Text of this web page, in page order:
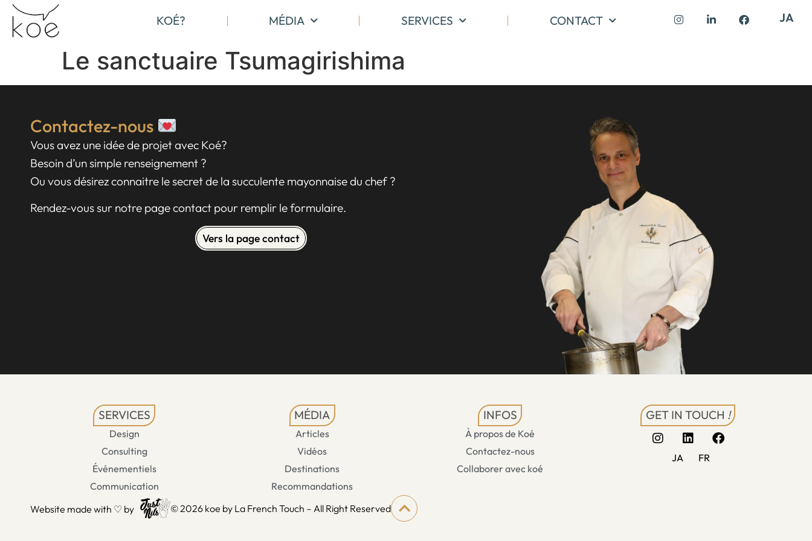
KOÉ? MÉDIA SERVICES CONTACT JA
Le sanctuaire Tsumagirishima
Contactez-nous
Vous avez une idée de projet avec Koé?
Besoin d’un simple renseignement ?
Ou vous désirez connaitre le secret de la succulente mayonnaise du chef ?
Rendez-vous sur notre page contact pour remplir le formulaire.
Vers la page contact
SERVICES
Design
Consulting
Événementiels
Communication
MÉDIA
Articles
Vidéos
Destinations
Recommandations
INFOS
À propos de Koé
Contactez-nous
Collaborer avec koé
GET IN TOUCH !
JA FR
Website made with ♡ by © 2026 koe by La French Touch – All Right Reserved